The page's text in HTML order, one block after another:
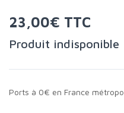
23,00€ TTC
Produit indisponible
Ports à 0€ en France